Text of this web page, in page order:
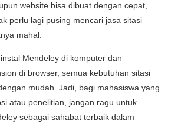
website bisa dibuat dengan cepat,
perlu lagi pusing mencari jasa sitasi
mahal.
Mendeley di komputer dan
di browser, semua kebutuhan sitasi
mudah. Jadi, bagi mahasiswa yang
atau penelitian, jangan ragu untuk
sebagai sahabat terbaik dalam